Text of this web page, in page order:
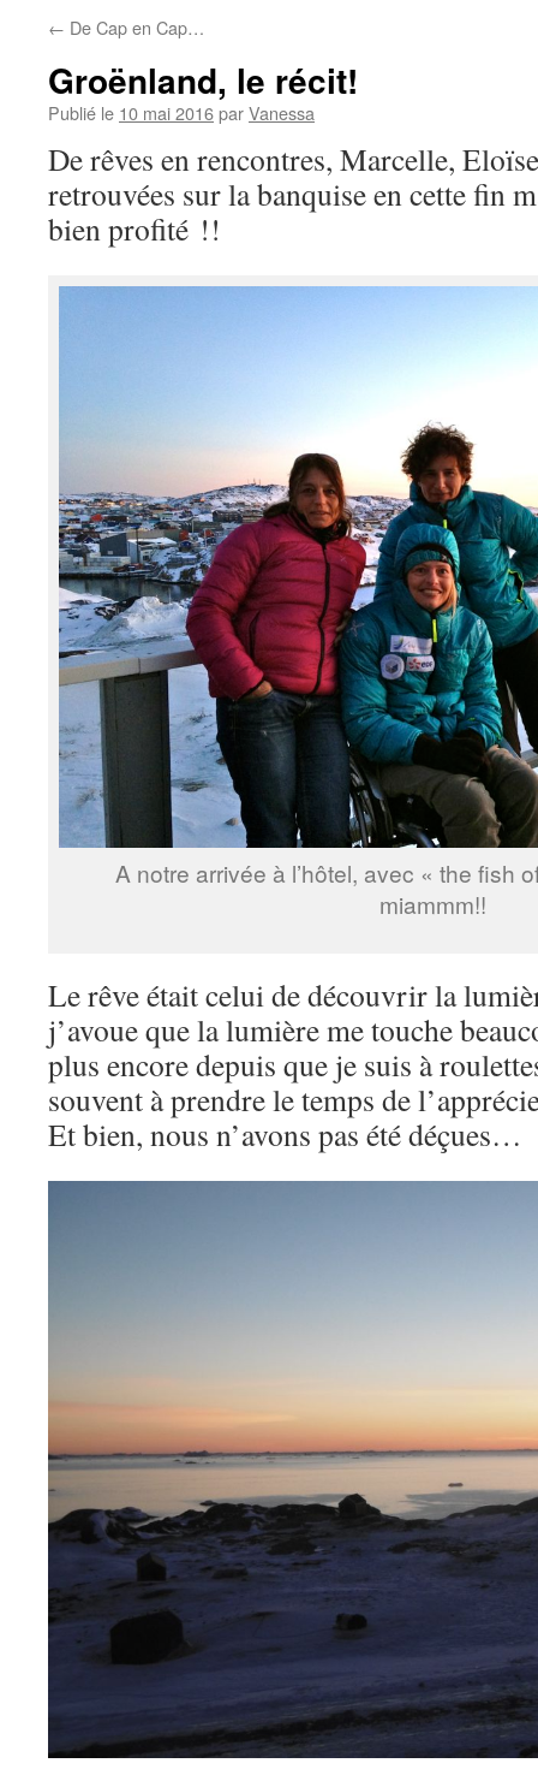
← De Cap en Cap…
Groënland, le récit!
Publié le 10 mai 2016parVanessa
De rêves en rencontres, Marcelle,
retrouvées sur la banquise en cette fin
bien profité !!
A notre arrivée à l’hôtel, avec « the fish
miammm!!
Le rêve était celui de découvrir la
j’avoue que la lumière me touche
plus encore depuis que je suis à
souvent à prendre le temps de
Et bien, nous n’avons pas été déçues…